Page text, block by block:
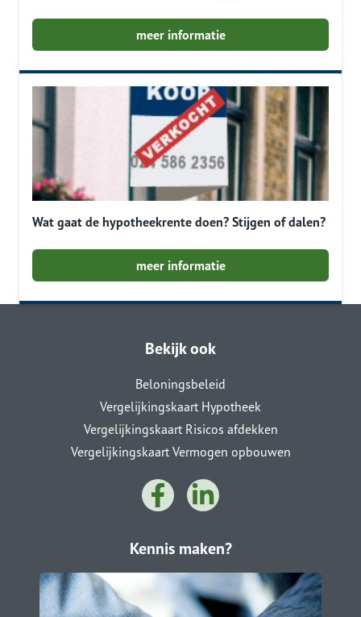
meer informatie
Wat gaat de hypotheekrente doen? Stijgen of dalen?
meer informatie
Bekijk ook
Beloningsbeleid
Vergelijkingskaart Hypotheek
Vergelijkingskaart Risicos afdekken
Vergelijkingskaart Vermogen opbouwen
Kennis maken?